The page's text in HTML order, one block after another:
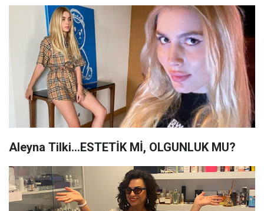
Aleyna Tilki...ESTETİK Mİ, OLGUNLUK MU?